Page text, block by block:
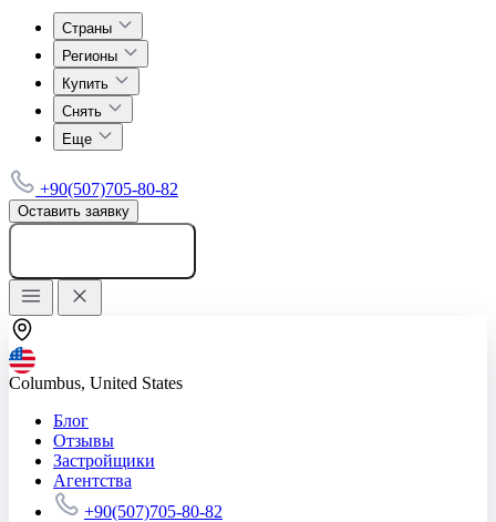
Страны
Регионы
Купить
Снять
Еще
+90(507)705-80-82
Оставить заявку
Columbus, United States
Блог
Отзывы
Застройщики
Агентства
+90(507)705-80-82